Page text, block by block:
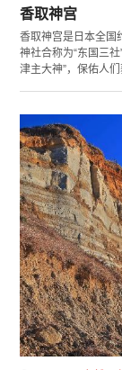
香取神宫
香取神宫是日本全国
神社合称为“东国三
津主大神”，保佑人
三本杉，作为封印地
有游客从远方前来拜
场可容纳200～300